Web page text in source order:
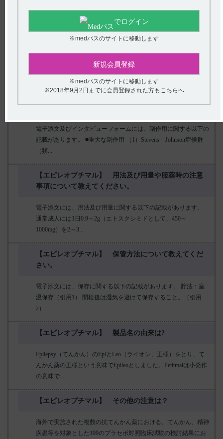
【エピレオプチマル】 薬物相互作用（併用禁忌・併
用注意など）について教えて下さい。
以下の記載があります。 ■併用禁忌とその理由 設定されていな
電子添文及びインタビューフォームには、副作用に関する以下の
記載があります。 ■重大な副作用 （1）Stevens－Johnson症候群
（頻...
【エピレオプチマル】 用法及び用量や服薬時の注意
事項について教えてください。
電子添文には、用法及び用量に関する以下の記載があります。
通常成人には1日0.9～2g（エトスクシミドとして、450～
1000mg）を2～3...
【エピレオプチマル】 保管方法について教えてくだ
さい。
電子添文には、保存に関する以下の記載があります。 貯法：室
温保存（引用1） 開栓後は湿気を避けて保存すること。（引用
2） ...
【エピレオプチマル】 製品名の由来は?
Epilepsy（てんかん）のEpiとLeo（ライオン、王様）をとり、て
んかん薬の王様という意味でEpileoとしました。Petitmalは小発作
の意味で...
【エピレオプチマル】 その他の注意は？
海外で実施された複数の抗てんかん薬における、てんかん、精神
疾患等を対象とした199のプラセボ対照臨床試験の検討結果にお
でログイン
※medパスのサイトに移動します
新規会員登録
※medパスのサイトに移動します
※2018年9月2日までに会員登録された方もこちらへ